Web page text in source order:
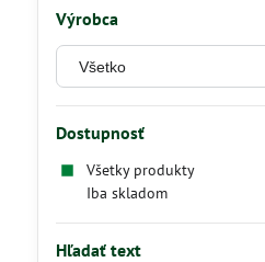
Výrobca
Dostupnosť
Všetky produkty
Iba skladom
Hľadať text